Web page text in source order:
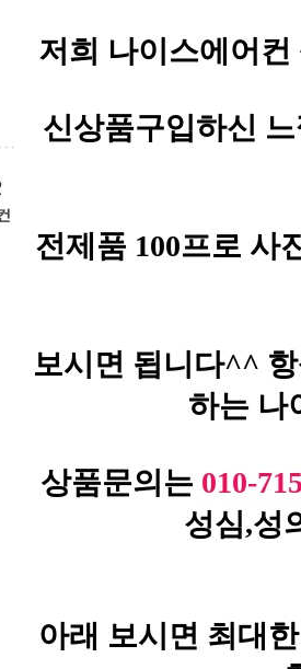
저희 나이스에어
신상품구입하신
전제품 100프로 사
보시면 됩니다^^
하는 나
상품문의는 010-
성심,성
아래 보시면 최대